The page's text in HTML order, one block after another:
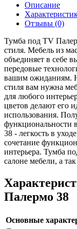
Описание
Отзывы (0)
Тумба под TV
стиля. Мебель из
объединяет в себе
передовые
вашим ожиданиям.
стиля вам нужна
для любого
цветов делают его
использования.
функциональности
38 - легкость в
сочетание
интерьера. Тумба
салоне мебели, а
Палермо 38
Основные